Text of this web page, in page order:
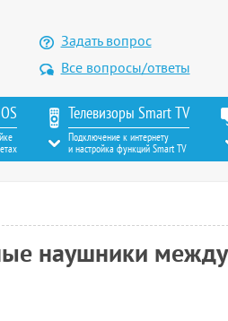
Телевизоры Smart TV
Подключение к интернету
и настройка функций Smart TV
Задать вопрос
Все вопросы/ответы
наушники между